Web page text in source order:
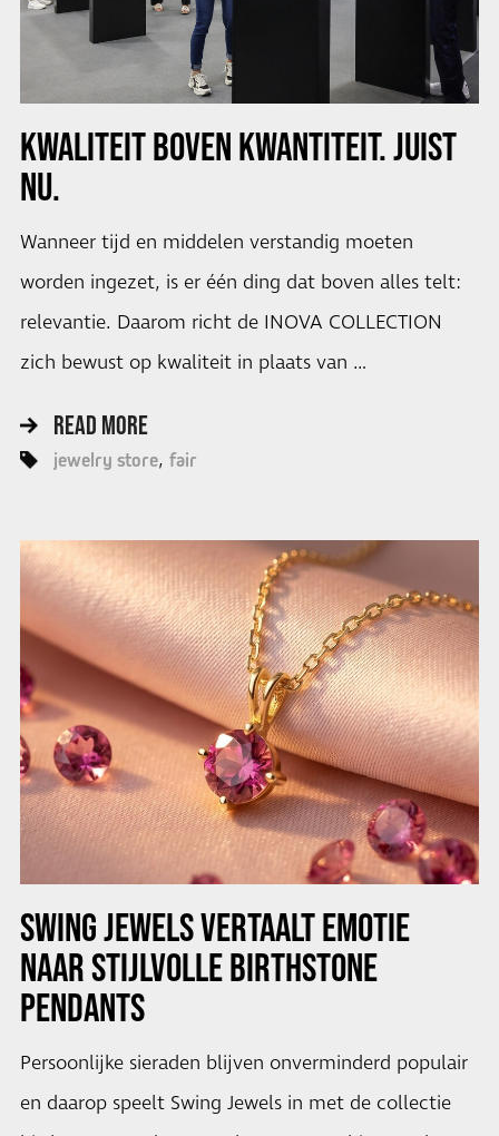
KWALITEIT BOVEN KWANTITEIT. JUIST
NU.
Wanneer tijd en middelen verstandig moeten
worden ingezet, is er één ding dat boven alles telt:
relevantie. Daarom richt de INOVA COLLECTION
zich bewust op kwaliteit in plaats van …
READ MORE
jewelry store fair
SWING JEWELS VERTAALT EMOTIE
NAAR STIJLVOLLE BIRTHSTONE
PENDANTS
Persoonlijke sieraden blijven onverminderd populair
en daarop speelt Swing Jewels in met de collectie